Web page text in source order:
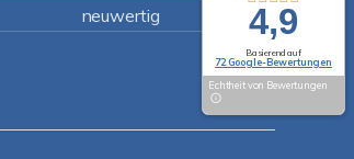
neuwertig
4,9
Basierend auf
72 Google-Bewertungen
Echtheit von Bewertungen